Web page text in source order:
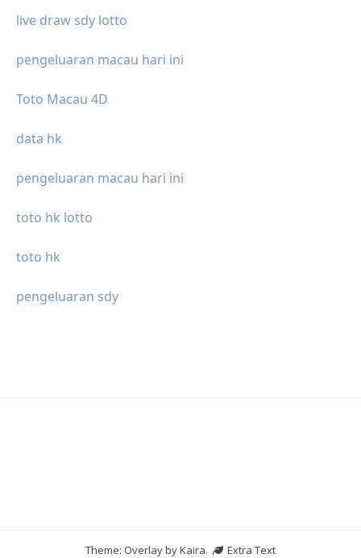
live draw sdy lotto
pengeluaran macau hari ini
Toto Macau 4D
data hk
pengeluaran macau hari ini
toto hk lotto
toto hk
pengeluaran sdy
Theme: Overlay byKaira. Extra Text